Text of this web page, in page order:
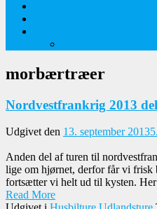
morbærtræer
Nordvestfrankrig 2013
Udgivet den 13. september 2013
Anden del af turen til
lige om hjørnet, derfor får vi frisk
fortsætter vi helt ud til kysten. Her
Read More